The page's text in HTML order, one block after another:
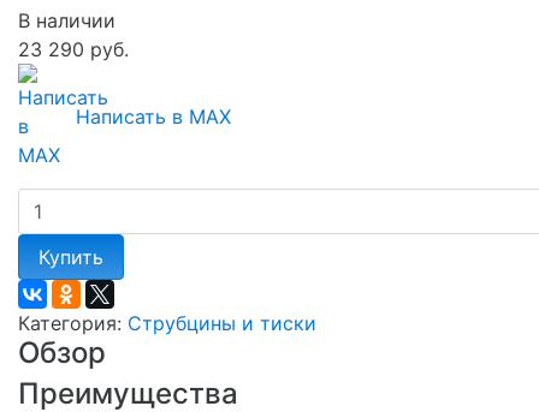
В наличии
23 290 руб.
Написать в MAX
Купить
Категория: Струбцины и тиски
Обзор
Преимущества